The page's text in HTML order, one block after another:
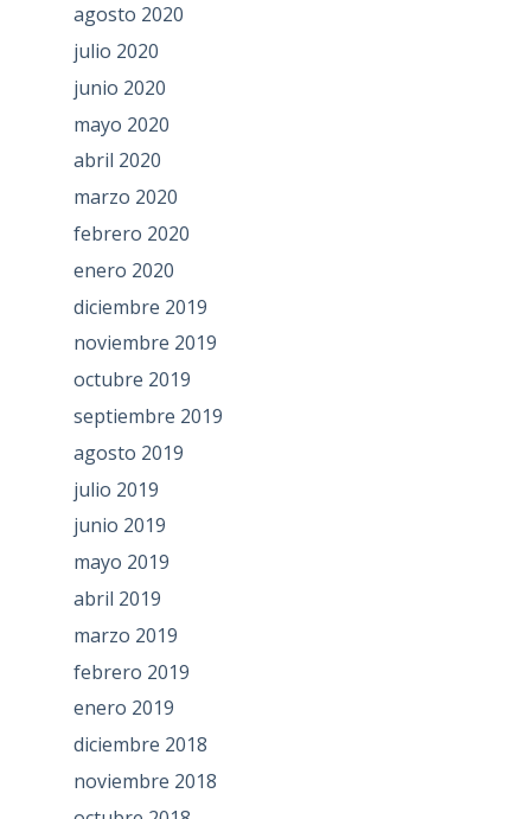
agosto 2020
julio 2020
junio 2020
mayo 2020
abril 2020
marzo 2020
febrero 2020
enero 2020
diciembre 2019
noviembre 2019
octubre 2019
septiembre 2019
agosto 2019
julio 2019
junio 2019
mayo 2019
abril 2019
marzo 2019
febrero 2019
enero 2019
diciembre 2018
noviembre 2018